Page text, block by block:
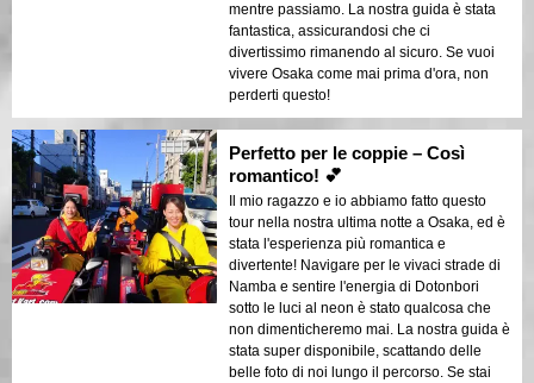
mentre passiamo. La nostra guida è stata
fantastica, assicurandosi che ci
divertissimo rimanendo al sicuro. Se vuoi
vivere Osaka come mai prima d'ora, non
perderti questo!
Perfetto per le coppie – Così
romantico! 💕
Il mio ragazzo e io abbiamo fatto questo
tour nella nostra ultima notte a Osaka, ed è
stata l'esperienza più romantica e
divertente! Navigare per le vivaci strade di
Namba e sentire l'energia di Dotonbori
sotto le luci al neon è stato qualcosa che
non dimenticheremo mai. La nostra guida è
stata super disponibile, scattando delle
belle foto di noi lungo il percorso. Se stai